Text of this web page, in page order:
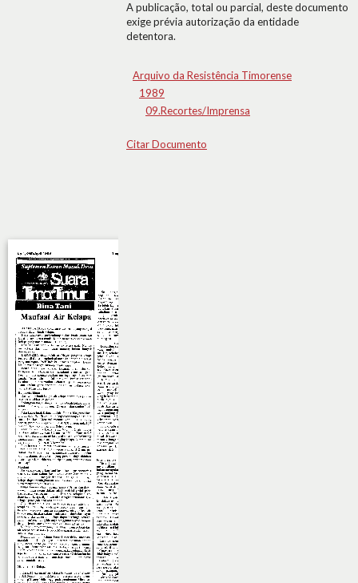
A publicação, total ou parcial, deste documento
exige prévia autorização da entidade
detentora.
Arquivo da Resistência Timorense
1989
09.Recortes/Imprensa
Citar Documento